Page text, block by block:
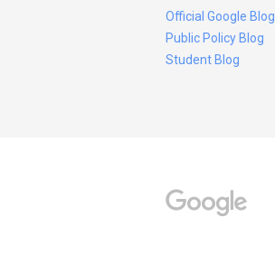
Official Google Blog
Public Policy Blog
Student Blog